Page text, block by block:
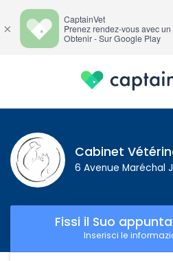
Cabinet
6 Avenue Maréchal
Fissi il Suo
Inserisci le
×
CaptainVet
Prenez rendez-vous avec
Obtenir - Sur Google Play